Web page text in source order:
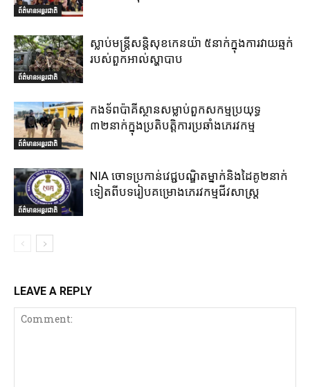
ព័ត៌មានអន្តរជាតិ
ព័ត៌មានអន្តរជាតិ
ស្លាប់មន្ត្រីសន្តិសុខកេនយ៉ា ៥នាក់ក្នុងការវាយឆ្មក់
របស់ពួកអាល់ស្ហាបាប
ព័ត៌មានអន្តរជាតិ
កងទ័ពប៉ាគីស្ថានសម្លាប់ពួកសកម្មប្រយុទ្ធ
៣២នាក់ក្នុងប្រតិបត្តិការប្រឆាំងភេរវកម្ម
ព័ត៌មានអន្តរជាតិ
NIA ចោទប្រកាន់វេជ្ជបណ្ឌិតម្នាក់និងដៃគូ២នាក់
ទៀតពីបទរៀបគម្រោងភេរវកម្មជីវសាស្ត្រ
LEAVE A REPLY